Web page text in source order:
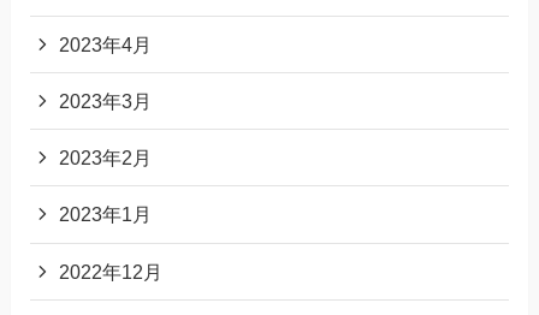
2023年4月
2023年3月
2023年2月
2023年1月
2022年12月